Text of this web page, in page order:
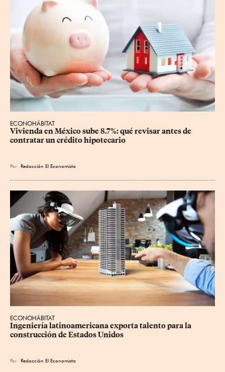
ECONOHÁBITAT
Vivienda en México sube 8.7%: qué revisar antes de
contratar un crédito hipotecario
Por Redacción El Economista
ECONOHÁBITAT
Ingeniería latinoamericana exporta talento para la
construcción de Estados Unidos
Por Redacción El Economista